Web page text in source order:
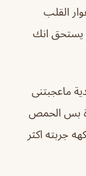
القلب
يستحق انك
ماعجبتنى
بس الحمص
جربته اكثر